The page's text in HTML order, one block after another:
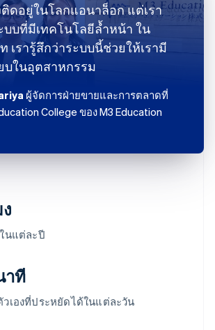
นแต่ละปี
าที
วเองที่ประหยัดได้ในแต่ละวัน
ดอยู่ในโลกแอนาล็อก แต่เรา
บบที่มีเทคโนโลยีล้ำหน้า ใน
เรารู้สึกว่าระบบนี้ช่วยให้เรามี
บในอุตสาหกรรม
ผู้จัดการฝ่ายขายและการตลาดที่
College ของ M3 Education